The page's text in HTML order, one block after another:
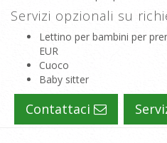
Servizi opzionali su
Lettino per bambini per
EUR
Cuoco
Baby sitter
Contattaci